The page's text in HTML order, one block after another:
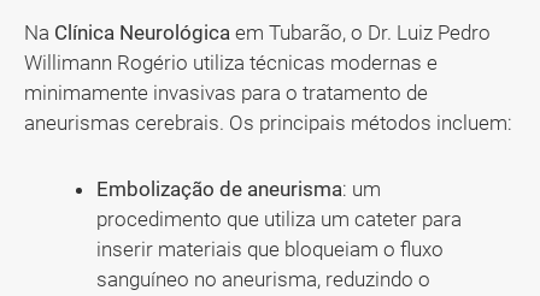
Na Clínica Neurológica em Tubarão, o Dr. Luiz Pedro
Willimann Rogério utiliza técnicas modernas e
minimamente invasivas para o tratamento de
aneurismas cerebrais. Os principais métodos incluem:
Embolização de aneurisma: um
procedimento que utiliza um cateter para
inserir materiais que bloqueiam o fluxo
sanguíneo no aneurisma, reduzindo o